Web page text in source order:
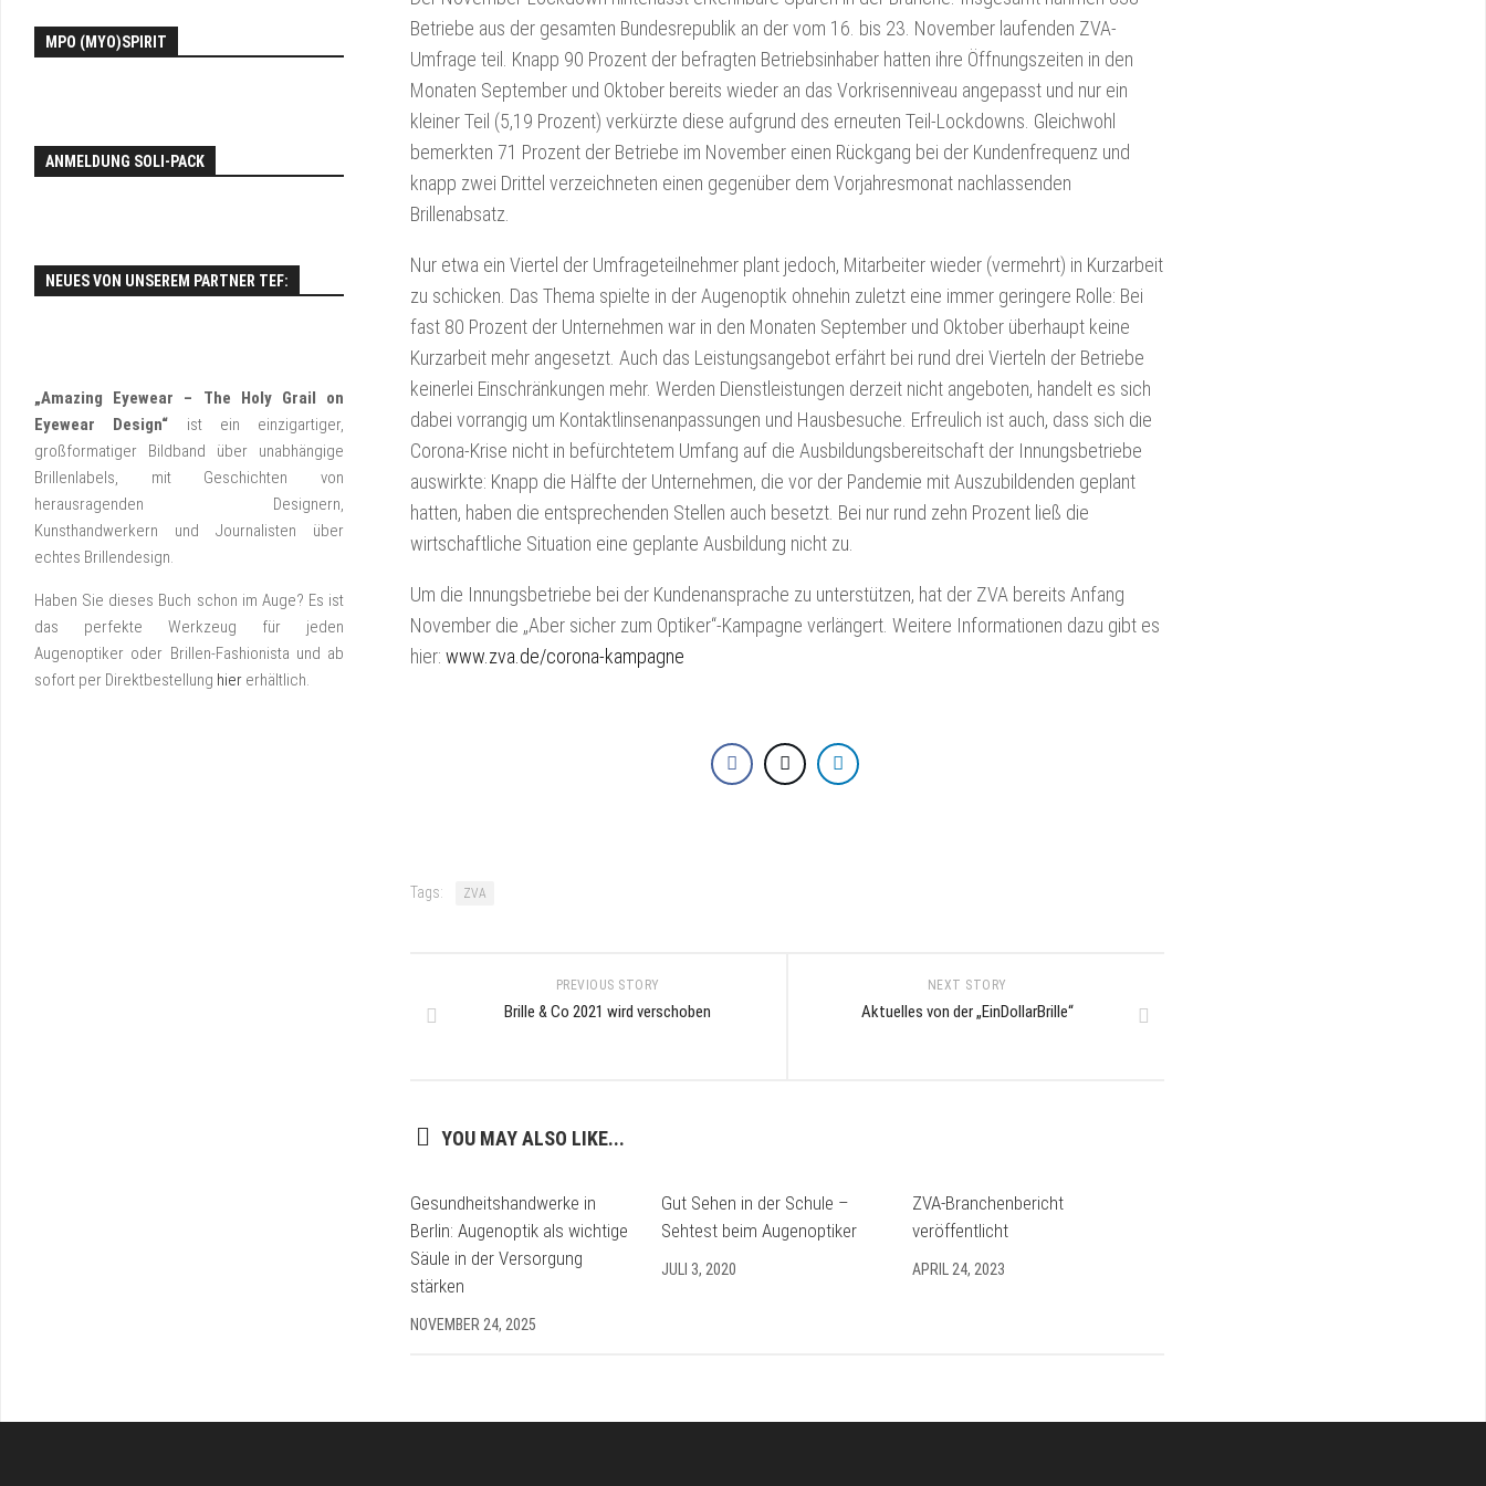
EYEWEAR
TEF
MAGAZINE
TEF
FACEBOOK
INSTAGRAM
TEF
NEWSLETTER
UP
Betriebe aus der gesamten Bundesrepublik an der vom 16. bis 23. November laufenden ZVA-
Umfrage teil. Knapp 90 Prozent der befragten Betriebsinhaber hatten ihre Öffnungszeiten in den
Monaten September und Oktober bereits wieder an das Vorkrisenniveau angepasst und nur ein
kleiner Teil (5,19 Prozent) verkürzte diese aufgrund des erneuten Teil-Lockdowns. Gleichwohl
bemerkten 71 Prozent der Betriebe im November einen Rückgang bei der Kundenfrequenz und
knapp zwei Drittel verzeichneten einen gegenüber dem Vorjahresmonat nachlassenden
Brillenabsatz.
Nur etwa ein Viertel der Umfrageteilnehmer plant jedoch, Mitarbeiter wieder (vermehrt) in Kurzarbeit
zu schicken. Das Thema spielte in der Augenoptik ohnehin zuletzt eine immer geringere Rolle: Bei
fast 80 Prozent der Unternehmen war in den Monaten September und Oktober überhaupt keine
Kurzarbeit mehr angesetzt. Auch das Leistungsangebot erfährt bei rund drei Vierteln der Betriebe
keinerlei Einschränkungen mehr. Werden Dienstleistungen derzeit nicht angeboten, handelt es sich
dabei vorrangig um Kontaktlinsenanpassungen und Hausbesuche. Erfreulich ist auch, dass sich die
Corona-Krise nicht in befürchtetem Umfang auf die Ausbildungsbereitschaft der Innungsbetriebe
auswirkte: Knapp die Hälfte der Unternehmen, die vor der Pandemie mit Auszubildenden geplant
hatten, haben die entsprechenden Stellen auch besetzt. Bei nur rund zehn Prozent ließ die
wirtschaftliche Situation eine geplante Ausbildung nicht zu.
Um die Innungsbetriebe bei der Kundenansprache zu unterstützen, hat der ZVA bereits Anfang
November die „Aber sicher zum Optiker“-Kampagne verlängert. Weitere Informationen dazu gibt es
hier: www.zva.de/corona-kampagne
Tags: ZVA
NEXT STORY
Aktuelles von der „EinDollarBrille“
PREVIOUS STORY
Brille & Co 2021 wird verschoben
YOU MAY ALSO LIKE...
Gesundheitshandwerke in
Berlin: Augenoptik als wichtige
Säule in der Versorgung
stärken
NOVEMBER 24, 2025
Gut Sehen in der Schule –
Sehtest beim Augenoptiker
JULI 3, 2020
ZVA-Branchenbericht
veröffentlicht
APRIL 24, 2023
MPO (MYO)SPIRIT
ANMELDUNG SOLI-PACK
NEUES VON UNSEREM PARTNER TEF:
„Amazing Eyewear – The Holy Grail on
Eyewear Design“ ist ein einzigartiger,
großformatiger Bildband über unabhängige
Brillenlabels, mit Geschichten von
herausragenden Designern,
Kunsthandwerkern und Journalisten über
echtes Brillendesign.
Haben Sie dieses Buch schon im Auge? Es ist
das perfekte Werkzeug für jeden
Augenoptiker oder Brillen-Fashionista und ab
sofort per Direktbestellung hier erhältlich.